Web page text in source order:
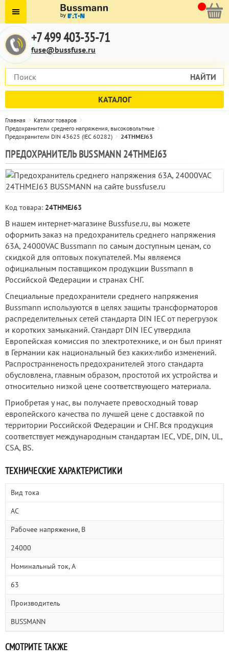
+7 499 403-35-71
fuse@bussfuse.ru
НАЙТИ
КАТАЛОГ
Главная
Каталог товаров
Предохранители среднего напряжения, высоковольтные
Предохранители DIN 43625 (IEC 60282)
24THMEJ63
ПРЕДОХРАНИТЕЛЬ BUSSMANN 24THMEJ63
Код товара: 24THMEJ63
В нашем интернет-магазине Bussfuse.ru, вы можете
оформить заказ на предохранитель среднего напряжения
63А, 24000VAC Bussmann по самым доступным ценам, со
скидкой для оптовых покупателей. Мы являемся
официальным поставщиком продукции Bussmann в
Российской Федерации и странах СНГ.
Специальные предохранители среднего напряжения
Bussmann используются в целях защиты трансформаторов
распределительных сетей стандарта DIN IEC от перегрузок
и коротких замыканий. Стандарт DIN IEC утвердила
Европейская комиссия по электротехнике, и он был принят
в Германии как национальный без каких-либо изменений.
Распространненость предохранителей этого стандарта
обусловлена, главным образом, простотой их устройства и
относительно низкой цене соответствующего материала.
Приобретая у нас, вы получаете превосходный товар
европейского качества по лучшей цене с доставкой по
территории Российской Федерации и СНГ. Вся продукция
соответствует международным стандартам IEC, VDE, DIN, UL,
CSA, BS.
ТЕХНИЧЕСКИЕ ХАРАКТЕРИСТИКИ
Вид тока
AC
Рабочее напряжение, В
24000
Номинальный ток, А
63
Производитель
BUSSMANN
СМОТРИТЕ ТАКЖЕ